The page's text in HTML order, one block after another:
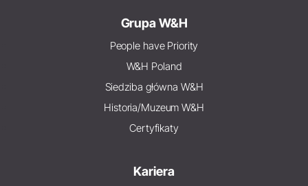
Grupa W&H
People have Priority
W&H Poland
Siedziba główna W&H
Historia/Muzeum W&H
Certyfikaty
Kariera